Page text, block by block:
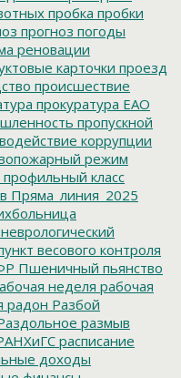
пробка пробки
прогноз погоды
реновации
карточки проезд
происшествие
прокуратура ЕАО
пропускной
коррупции
режим
профильный класс
Пряма_линия_2025
весового контроля
Пшеничный пьянство
неделя рабочая
радон Разбой
размыв
расписание
доходы